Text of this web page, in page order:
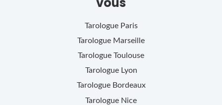
Tarologue Paris
Tarologue Marseille
Tarologue Toulouse
Tarologue Lyon
Tarologue Bordeaux
Tarologue Nice